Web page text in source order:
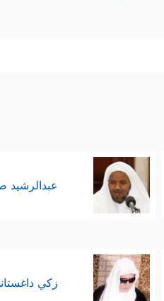
عبدالرشيد
زكي